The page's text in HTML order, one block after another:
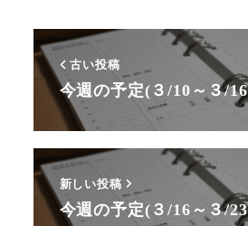
古い投稿
今週の予定(３/10～３/
新しい投稿
今週の予定(３/16～３/